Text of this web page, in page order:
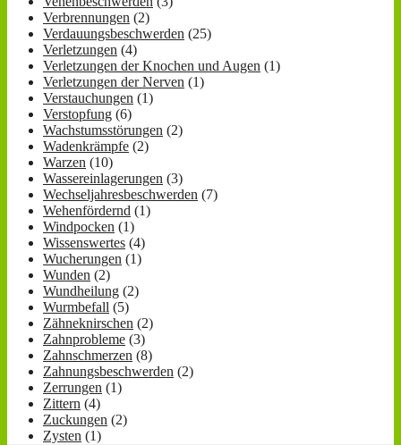
Verbrennungen (2)
Verdauungsbeschwerden (25)
Verletzungen (4)
Verletzungen der Knochen und Augen (1)
Verletzungen der Nerven (1)
Verstauchungen (1)
Verstopfung (6)
Wachstumsstörungen (2)
Wadenkrämpfe (2)
Warzen (10)
Wassereinlagerungen (3)
Wechseljahresbeschwerden (7)
Wehenfördernd (1)
Windpocken (1)
Wissenswertes (4)
Wucherungen (1)
Wunden (2)
Wundheilung (2)
Wurmbefall (5)
Zähneknirschen (2)
Zahnprobleme (3)
Zahnschmerzen (8)
Zahnungsbeschwerden (2)
Zerrungen (1)
Zittern (4)
Zuckungen (2)
Zysten (1)